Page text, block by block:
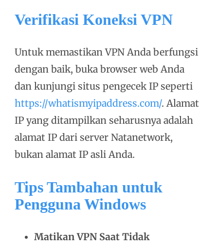
Verifikasi Koneksi VPN
Untuk memastikan VPN Anda berfungsi
dengan baik, buka browser web Anda
dan kunjungi situs pengecek IP seperti
https://whatismyipaddress.com/. Alamat
IP yang ditampilkan seharusnya adalah
alamat IP dari server Natanetwork,
bukan alamat IP asli Anda.
Tips Tambahan untuk
Pengguna Windows
Matikan VPN Saat Tidak